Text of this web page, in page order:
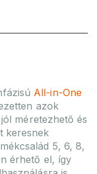
All-in-One
azok
méretezhető és
keresnek
5, 6, 8,
érhető el, így